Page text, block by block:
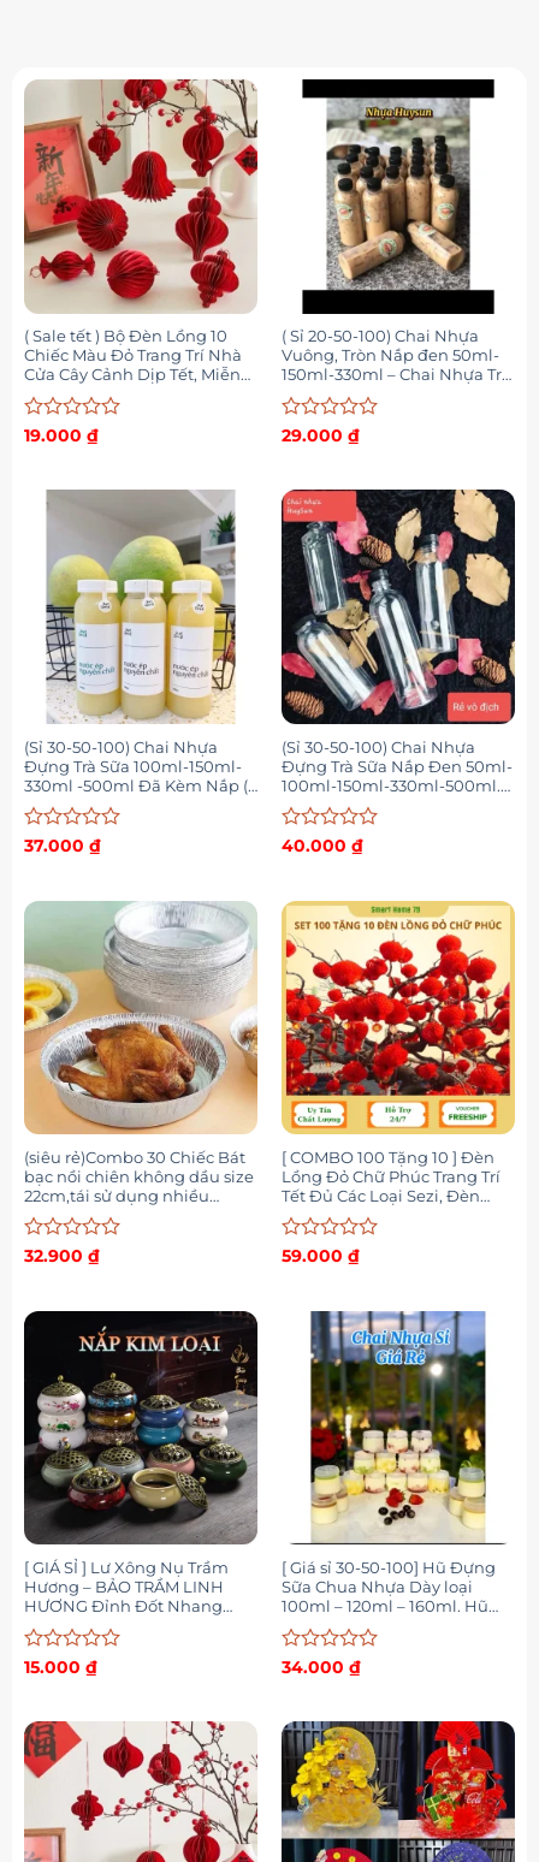
( Sale tết ) Bộ Đèn Lồng 10
Chiếc Màu Đỏ Trang Trí Nhà
Cửa Cây Cảnh Dịp Tết, Miễn
Phí Vận Chuyển (có phân loại
2-10 cái)
Được
19.000 ₫
( Sỉ 20-50-100) Chai Nhựa
Vuông, Tròn Nắp đen 50ml-
150ml-330ml – Chai Nhựa Trà
Sữa – Nhựa Huysu
Được
0
5
sao
29.000 ₫
(Sỉ 30-50-100) Chai Nhựa
Đựng Trà Sữa 100ml-150ml-
330ml -500ml Đã Kèm Nắp (
Giá Sỉ )
Được
0
37.000 ₫
(Sỉ 30-50-100) Chai Nhựa
Đựng Trà Sữa Nắp Đen 50ml-
100ml-150ml-330ml-500ml.
NHỰA HUYSUN. Có Test Kiểm
Định Chất Lượng
Được
0
sao
40.000 ₫
(siêu rẻ)Combo 30 Chiếc Bát
bạc nồi chiên không dầu size
22cm,tái sử dụng nhiều
lần,khay bạc chịu nhiệt
Được
0
32.900 ₫
[ COMBO 100 Tặng 10 ] Đèn
Lồng Đỏ Chữ Phúc Trang Trí
Tết Đủ Các Loại Sezi, Đèn
Lồng Đỏ Trang Trí Lễ Tết
Nguyên Đán
Được
59.000 ₫
[ GIÁ SỈ ] Lư Xông Nụ Trầm
Hương – BẢO TRẦM LINH
HƯƠNG Đỉnh Đốt Nhang
Khoanh Vòng Phong Thủy
Bằng Gốm Sứ Vân Rạn Cao
Cấp
Được
0
5
sao
15.000 ₫
[ Giá sỉ 30-50-100] Hũ Đựng
Sữa Chua Nhựa Dày loại
100ml – 120ml – 160ml. Hũ
kèm nắp
Được
0
5
sao
34.000 ₫